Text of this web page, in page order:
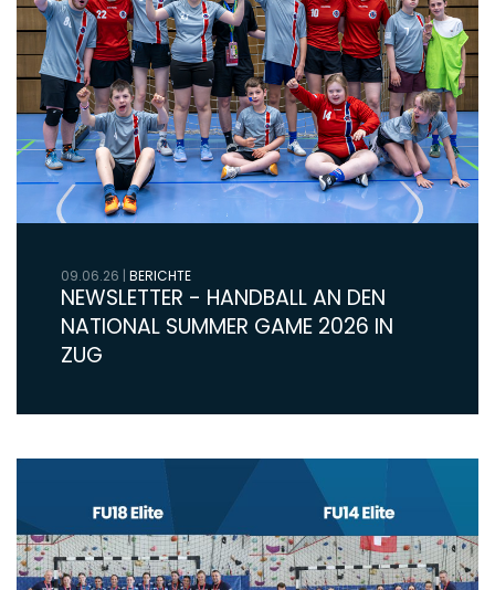
09.06.26 | BERICHTE
NEWSLETTER - HANDBALL AN DEN
NATIONAL SUMMER GAME 2026 IN
ZUG